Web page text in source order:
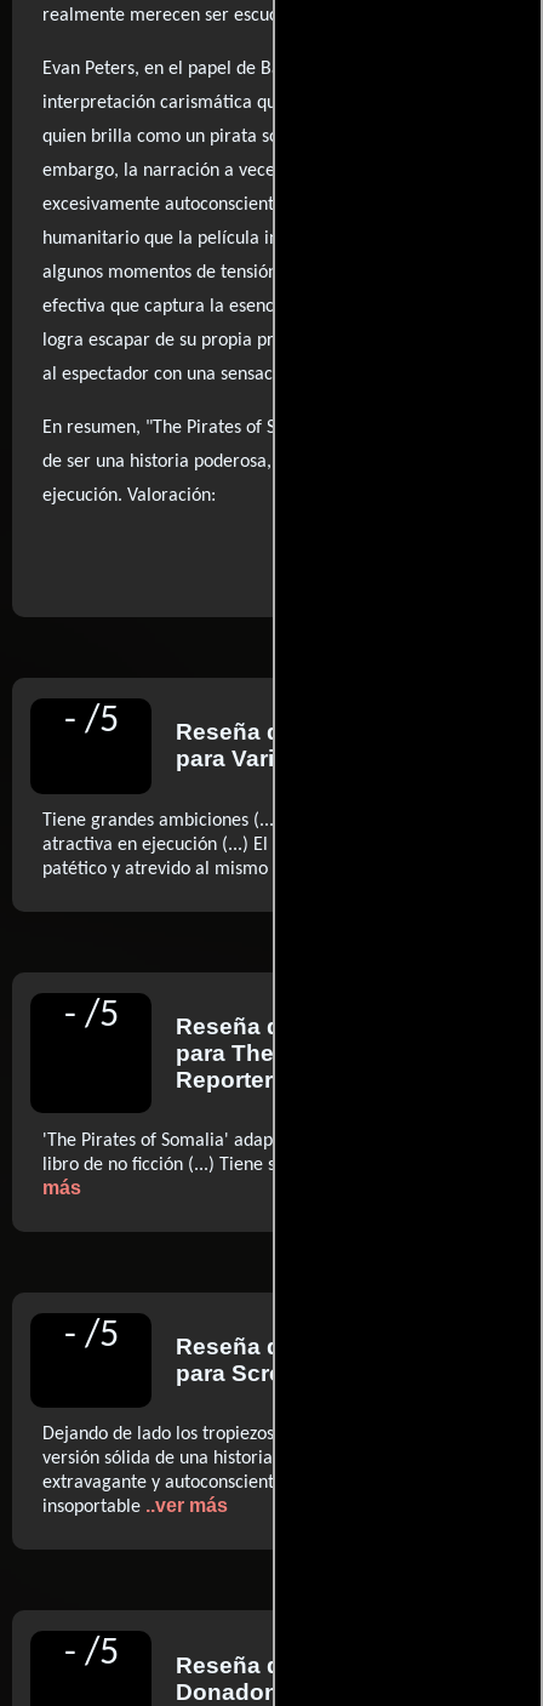
realmente merecen ser escuchadas.
Evan Peters, en el papel de Bahadur, ofrece una
interpretación carismática que, junto a Barkhad Abdi,
quien brilla como un pirata somalí, eleva el material. Sin
embargo, la narración a veces tropieza con un tono
excesivamente autoconsciente que distrae del mensaje
humanitario que la película intenta transmitir. A pesar de
algunos momentos de tensión y una cinematografía
efectiva que captura la esencia del país, la película no
logra escapar de su propia pretensión, lo que puede dejar
al espectador con una sensación de insatisfacción.
En resumen, "The Pirates of Somalia" tiene el potencial
de ser una historia poderosa, pero se queda corta en su
ejecución. Valoración:
- /5 Reseña de
para Variety
Tiene grandes ambiciones (...) pero se muestra poco
atractiva en ejecución (...) El resultado consigue ser
patético y atrevido al mismo tiempo
- /5 Reseña de
para The Hollywood
Reporter
'The Pirates of Somalia' adapta de forma entretenida el
libro de no ficción (...) Tiene suficiente atractivo
más
- /5 Reseña de
para Screendaily
Dejando de lado los tropiezos tonales, 'Dabka' es una
versión sólida de una historia fascinante (...) La narración
extravagante y autoconsciente de Peter es intrusiva e
insoportable ..ver más
- /5 Reseña de
Donadoni